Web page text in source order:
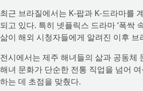
최근 브라질에서는 K-팝과 K-드라마를
되고 있다. 특히 넷플릭스 드라마 ‘폭싹
삶이 해외 시청자들에게 알려진 이후
전시에서는 제주 해녀들의 삶과 공동체
해녀 문화가 단순한 전통 직업을 넘어
하는 데 초점을 맞췄다.